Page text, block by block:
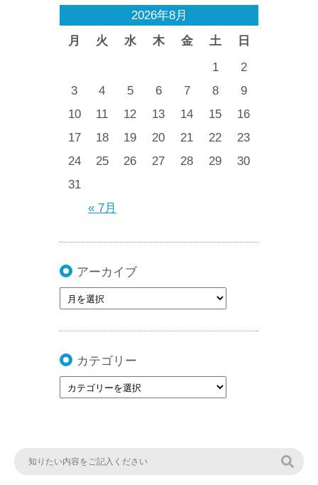
2026年8月
月
火 水 木 金 土 日
« 7月
1
2
3
4 5 6 7 8
9
10
11 12 13 14 15
16
17
18 19 20 21 22
23
24
25 26 27 28 29
30
31
アーカイブ
カテゴリー